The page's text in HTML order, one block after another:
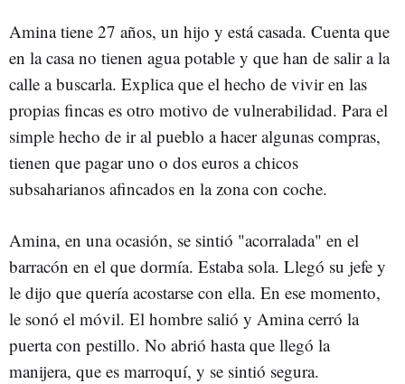
Amina tiene 27 años, un hijo y está casada. Cuenta que
en la casa no tienen agua potable y que han de salir a la
calle a buscarla. Explica que el hecho de vivir en las
propias fincas es otro motivo de vulnerabilidad. Para el
simple hecho de ir al pueblo a hacer algunas compras,
tienen que pagar uno o dos euros a chicos
subsaharianos afincados en la zona con coche.
Amina, en una ocasión, se sintió "acorralada" en el
barracón en el que dormía. Estaba sola. Llegó su jefe y
le dijo que quería acostarse con ella. En ese momento,
le sonó el móvil. El hombre salió y Amina cerró la
puerta con pestillo. No abrió hasta que llegó la
manijera, que es marroquí, y se sintió segura.